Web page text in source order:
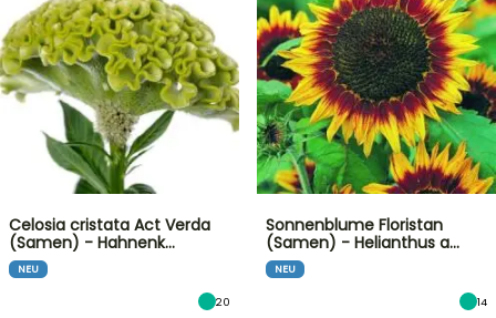
Celosia cristata Act Verda
(Samen) - Hahnenk…
NEU
20
Sonnenblume Floristan
(Samen) - Helianthus a…
NEU
14